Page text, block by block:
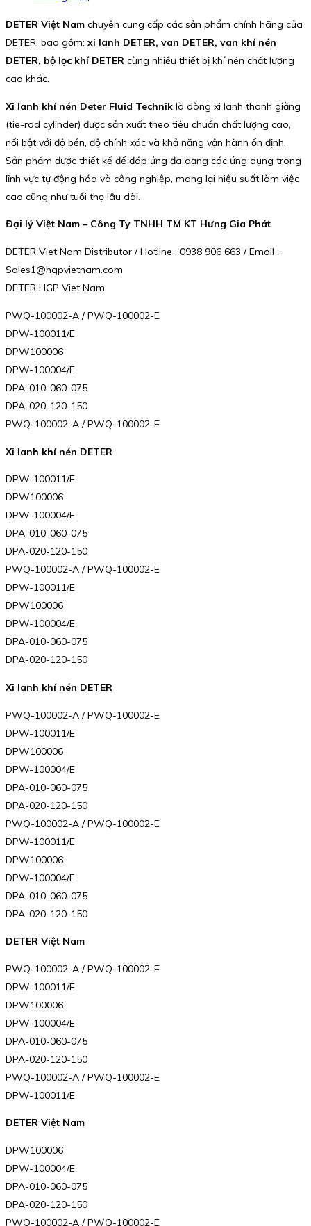
DETER Việt Nam chuyên cung cấp các sản phẩm chính hãng của
DETER, bao gồm: xi lanh DETER, van DETER, van khí nén
DETER, bộ lọc khí DETER cùng nhiều thiết bị khí nén chất lượng
cao khác.
Xi lanh khí nén Deter Fluid Technik là dòng xi lanh thanh giằng
(tie-rod cylinder) được sản xuất theo tiêu chuẩn chất lượng cao,
nổi bật với độ bền, độ chính xác và khả năng vận hành ổn định.
Sản phẩm được thiết kế để đáp ứng đa dạng các ứng dụng trong
lĩnh vực tự động hóa và công nghiệp, mang lại hiệu suất làm việc
cao cũng như tuổi thọ lâu dài.
Đại lý Việt Nam – Công Ty TNHH TM KT Hưng Gia Phát
DETER Viet Nam Distributor / Hotline : 0938 906 663 / Email :
Sales1@hgpvietnam.com
DETER HGP Viet Nam
PWQ-100002-A / PWQ-100002-E
DPW-100011/E
DPW100006
DPW-100004/E
DPA-010-060-075
DPA-020-120-150
PWQ-100002-A / PWQ-100002-E
Xi lanh khí nén DETER
DPW-100011/E
DPW100006
DPW-100004/E
DPA-010-060-075
DPA-020-120-150
PWQ-100002-A / PWQ-100002-E
DPW-100011/E
DPW100006
DPW-100004/E
DPA-010-060-075
DPA-020-120-150
Xi lanh khí nén DETER
PWQ-100002-A / PWQ-100002-E
DPW-100011/E
DPW100006
DPW-100004/E
DPA-010-060-075
DPA-020-120-150
PWQ-100002-A / PWQ-100002-E
DPW-100011/E
DPW100006
DPW-100004/E
DPA-010-060-075
DPA-020-120-150
DETER Việt Nam
PWQ-100002-A / PWQ-100002-E
DPW-100011/E
DPW100006
DPW-100004/E
DPA-010-060-075
DPA-020-120-150
PWQ-100002-A / PWQ-100002-E
DPW-100011/E
DETER Việt Nam
DPW100006
DPW-100004/E
DPA-010-060-075
DPA-020-120-150
PWQ-100002-A / PWQ-100002-E